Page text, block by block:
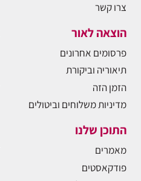
צרו קשר
הוצאה לאור
פרסומים אחרונים
תיאוריה וביקורת
הזמן הזה
מדיניות משלוחים וביטולים
התוכן שלנו
מאמרים
פודקאסטים